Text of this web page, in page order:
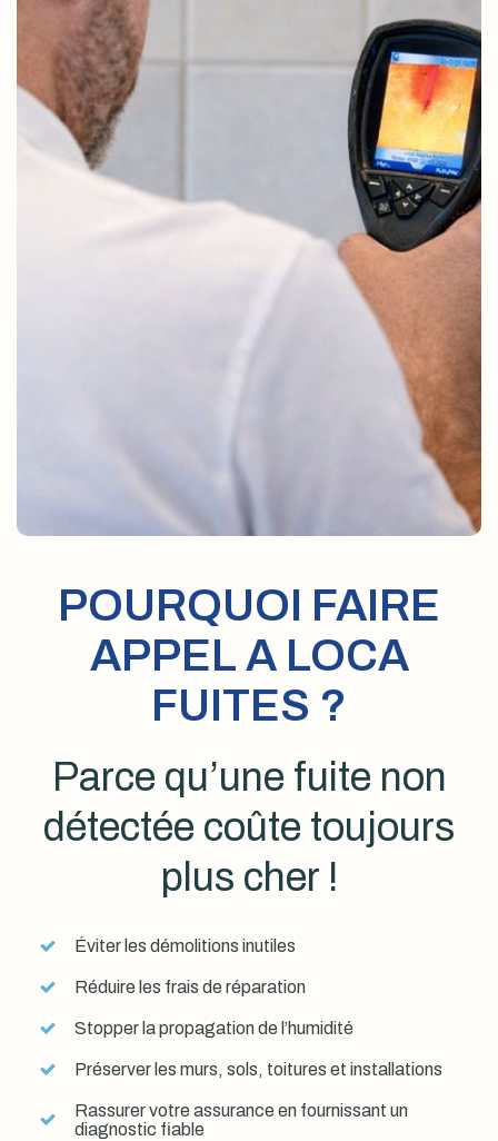
POURQUOI FAIRE
APPEL A LOCA
FUITES ?
Parce qu’une fuite non
détectée coûte toujours
plus cher !
Éviter les démolitions inutiles
Réduire les frais de réparation
Stopper la propagation de l’humidité
Préserver les murs, sols, toitures et installations
Rassurer votre assurance en fournissant un
diagnostic fiable